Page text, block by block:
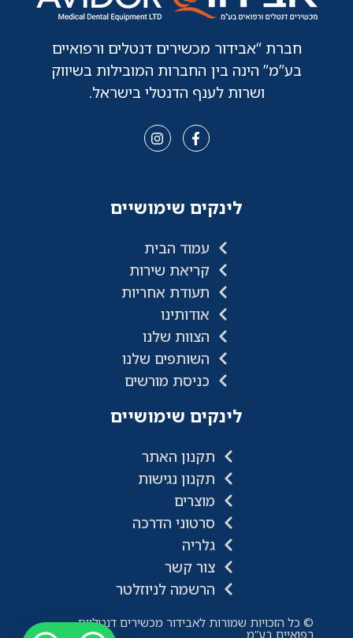
חברת “אבידור מכשירים דנטלים ורפואיים
בע”מ” הינה בין החברות המובילות בשיווק
ושרות לענף הדנטלי בישראל.
לינקים שימושיים
עמוד הבית
קריאת שירות
תעודת אחריות
אודותינו
הצוות שלנו
השותפים שלנו
כניסת מורשים
לינקים שימושיים
תקנון האתר
תקנון נגישות
מוצרים
סרטוני הדרכה
גלריה
צור קשר
הרשמה לניוזלטר
© כל הזכויות שמורות לאבידור מכשירים דנטליים
רפואיים בע”מ